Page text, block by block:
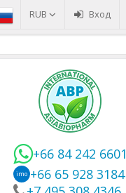
RUB Вход
+66 84 242 6601
imo +66 65 928 3184